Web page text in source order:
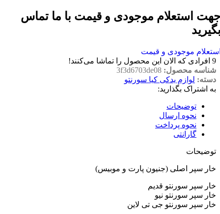
استعلام موجودی و قیمت با ما تماس
موجودی و قیمت
9 افرادی که الان این محصول را تماشا می‌کنند!
شناسه محصول: 3f3d6703de08
دسته: لوازم یدکی کیا سورنتو
به اشتراک بگذارید:
توضیحات
نحوه ارسال
نحوه پرداخت
گارانتی
توضیحات
خار سپر اصلی (جنیون پارت و موبیس)
خار سپر سورنتو قدیم
خار سپر سورنتو نیو
خار سپر سورنتو جی تی لاین